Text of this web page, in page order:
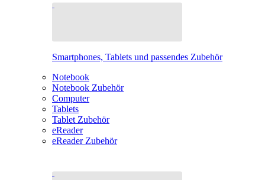
Smartphones, Tablets und passendes Zubehör
Notebook
Notebook Zubehör
Computer
Tablets
Tablet Zubehör
eReader
eReader Zubehör